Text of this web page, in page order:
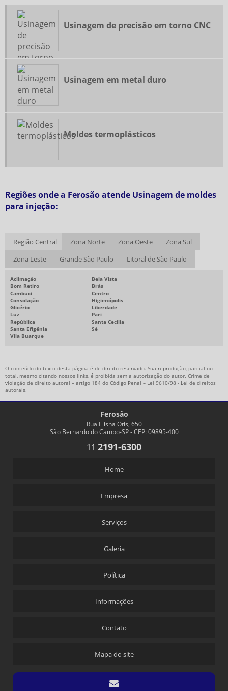
Usinagem de precisão em torno CNC
Usinagem em metal duro
Moldes termoplásticos
Regiões onde a Ferosão atende Usinagem de moldes
para injeção:
Região Central Zona Norte Zona Oeste
Zona Sul
Zona Leste
Grande São Paulo Litoral de São Paulo
Aclimação
Bela Vista
Bom Retiro
Brás
Cambuci
Centro
Consolação
Higienópolis
Glicério
Liberdade
Luz
Pari
República
Santa Cecília
Santa Efigênia
Sé
Vila Buarque
O conteúdo do texto desta página é de direito reservado. Sua reprodução, parcial ou
total, mesmo citando nossos links, é proibida sem a autorização do autor. Crime de
violação de direito autoral – artigo 184 do Código Penal – Lei 9610/98 - Lei de direitos
autorais.
Ferosão
Rua Elisha Otis, 650
São Bernardo do Campo-SP - CEP: 09895-400
11 2191-6300
Home
Empresa
Serviços
Galeria
Política
Informações
Contato
Mapa do site